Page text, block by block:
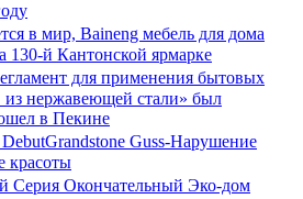
в мир, Baineng мебель для дома
130-й Кантонской ярмарке
для применения бытовых
нержавеющей стали» был
в Пекине
Guss-Нарушение
красоты
Серия Окончательный Эко-дом